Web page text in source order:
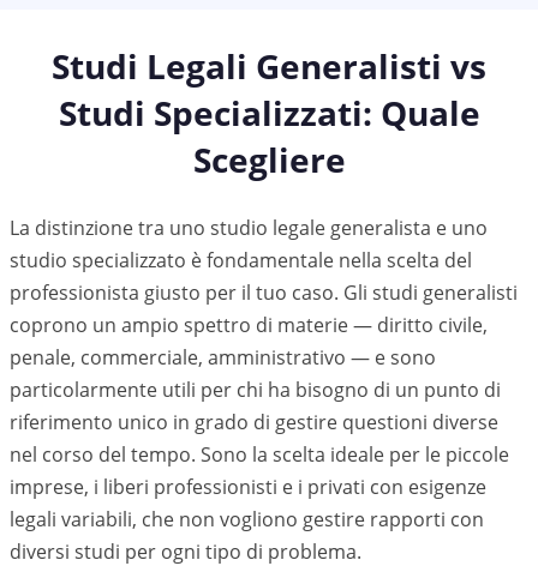
Studi Legali Generalisti vs
Studi Specializzati: Quale
Scegliere
La distinzione tra uno studio legale generalista e uno
studio specializzato è fondamentale nella scelta del
professionista giusto per il tuo caso. Gli studi generalisti
coprono un ampio spettro di materie — diritto civile,
penale, commerciale, amministrativo — e sono
particolarmente utili per chi ha bisogno di un punto di
riferimento unico in grado di gestire questioni diverse
nel corso del tempo. Sono la scelta ideale per le piccole
imprese, i liberi professionisti e i privati con esigenze
legali variabili, che non vogliono gestire rapporti con
diversi studi per ogni tipo di problema.